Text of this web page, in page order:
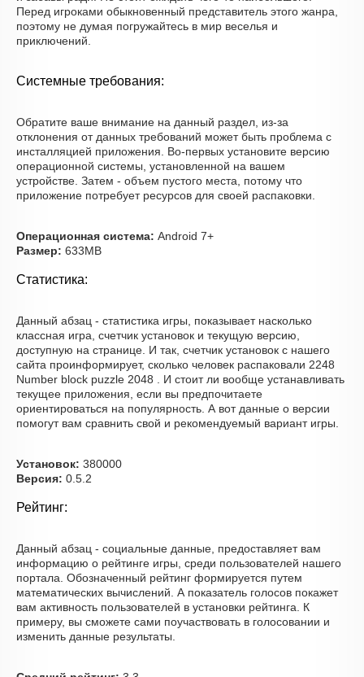
Перед игроками обыкновенный представитель этого жанра,
поэтому не думая погружайтесь в мир веселья и
приключений.
Системные требования:
Обратите ваше внимание на данный раздел, из-за
отклонения от данных требований может быть проблема с
инсталляцией приложения. Во-первых установите версию
операционной системы, установленной на вашем
устройстве. Затем - объем пустого места, потому что
приложение потребует ресурсов для своей распаковки.
Операционная система: Android 7+
Размер: 633MB
Статистика:
Данный абзац - статистика игры, показывает насколько
классная игра, счетчик установок и текущую версию,
доступную на странице. И так, счетчик установок с нашего
сайта проинформирует, сколько человек распаковали 2248
Number block puzzle 2048 . И стоит ли вообще устанавливать
текущее приложения, если вы предпочитаете
ориентироваться на популярность. А вот данные о версии
помогут вам сравнить свой и рекомендуемый вариант игры.
Установок: 380000
Версия: 0.5.2
Рейтинг:
Данный абзац - социальные данные, предоставляет вам
информацию о рейтинге игры, среди пользователей нашего
портала. Обозначенный рейтинг формируется путем
математических вычислений. А показатель голосов покажет
вам активность пользователей в установки рейтинга. К
примеру, вы сможете сами поучаствовать в голосовании и
изменить данные результаты.